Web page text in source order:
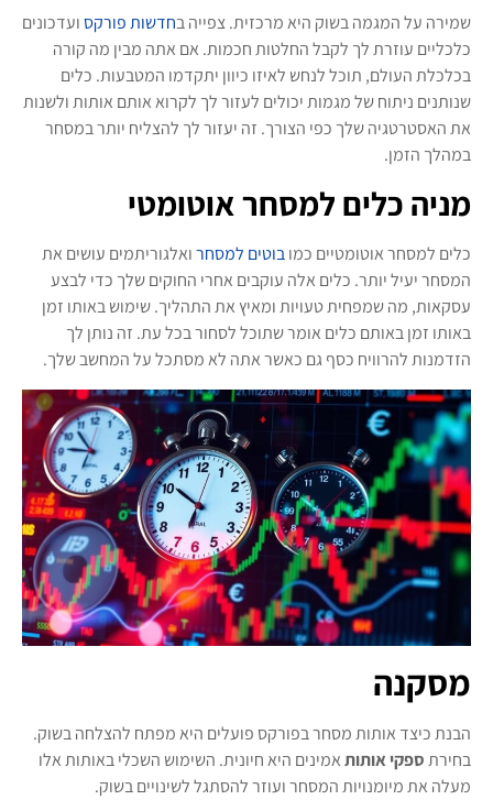
שמירה על המגמה בשוק היא מרכזית. צפייה בחדשות פורקסועדכונים
כלכליים עוזרת לך לקבל החלטות חכמות. אם אתה מבין מה קורה
בכלכלת העולם, תוכל לנחש לאיזו כיוון יתקדמו המטבעות. כלים
שנותנים ניתוח של מגמות יכולים לעזור לך לקרוא אותם אותות ולשנות
את האסטרטגיה שלך כפי הצורך. זה יעזור לך להצליח יותר במסחר
במהלך הזמן.
מניה כלים למסחר אוטומטי
כלים למסחר אוטומטיים כמובוטים למסחרואלגוריתמים עושים את
המסחר יעיל יותר. כלים אלה עוקבים אחרי החוקים שלך כדי לבצע
עסקאות, מה שמפחית טעויות ומאיץ את התהליך. שימוש באותו זמן
באותו זמן באותם כלים אומר שתוכל לסחור בכל עת. זה נותן לך
הזדמנות להרוויח כסף גם כאשר אתה לא מסתכל על המחשב שלך.
מסקנה
הבנת כיצד אותות מסחר בפורקס פועלים היא מפתח להצלחה בשוק.
בחירתספקי אותותאמינים היא חיונית. השימוש השכלי באותות אלו
מעלה את מיומנויות המסחר ועוזר להסתגל לשינויים בשוק.